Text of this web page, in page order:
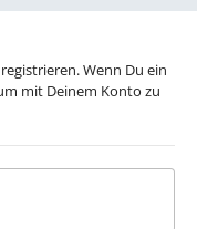
Wenn Du ein
mit Deinem Konto zu